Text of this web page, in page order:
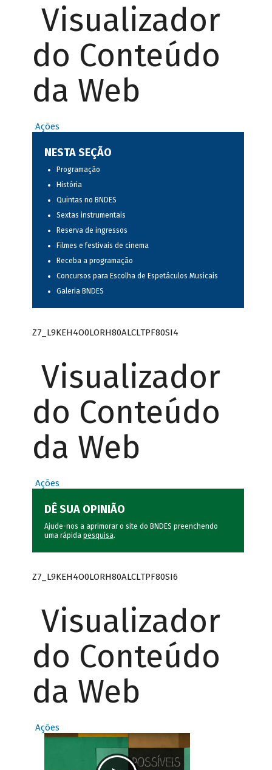
Visualizador
do Conteúdo
da Web
Ações
NESTA SEÇÃO
Programação
História
Quintas no BNDES
Sextas instrumentais
Reserva de ingressos
Filmes e festivais de cinema
Receba a programação
Concursos para Escolha de Espetáculos Musicais
Galeria BNDES
Z7_L9KEH4O0LORH80ALCLTPF80SI4
Visualizador
do Conteúdo
da Web
Ações
DÊ SUA OPINIÃO
Ajude-nos a aprimorar o site do BNDES preenchendo
uma rápida pesquisa.
Z7_L9KEH4O0LORH80ALCLTPF80SI6
Visualizador
do Conteúdo
da Web
Ações